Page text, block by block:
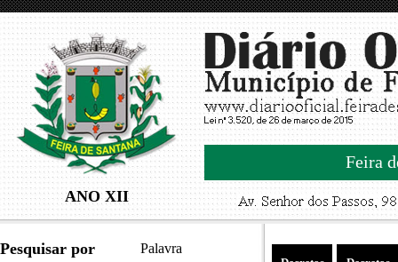
ANO XII
Feira
Pesquisar por Palavra